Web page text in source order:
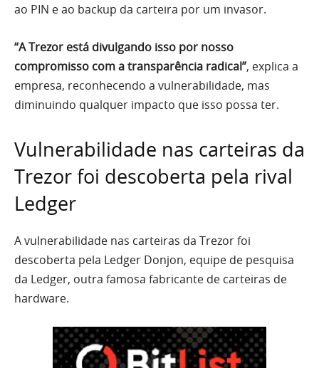
ao PIN e ao backup da carteira por um invasor.
“A Trezor está divulgando isso por nosso
compromisso com a transparência radical”, explica a
empresa, reconhecendo a vulnerabilidade, mas
diminuindo qualquer impacto que isso possa ter.
Vulnerabilidade nas carteiras da
Trezor foi descoberta pela rival
Ledger
A vulnerabilidade nas carteiras da Trezor foi
descoberta pela Ledger Donjon, equipe de pesquisa
da Ledger, outra famosa fabricante de carteiras de
hardware.